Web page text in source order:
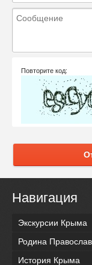
Повторите код:
Навигация
Экскурсии Крыма
Родина
История Крыма